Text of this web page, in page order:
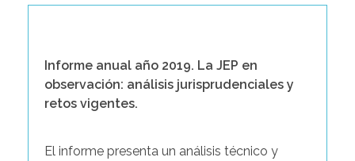
Informe anual año 2019. La JEP en
observación: análisis jurisprudenciales y
retos vigentes.
El informe presenta un análisis técnico y